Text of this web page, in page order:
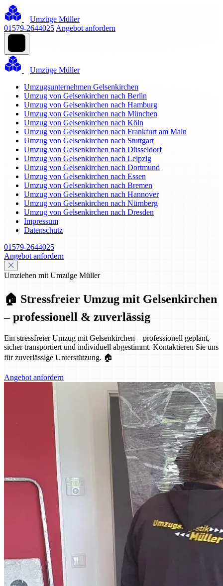
Umzüge Müller
01579-2644025 Angebot anfordern
Umzüge Müller
Umzugsunternehmen Gelsenkirchen
Umzug von Gelsenkirchen nach Berlin
Umzug von Gelsenkirchen nach Hamburg
Umzug von Gelsenkirchen nach München
Umzug von Gelsenkirchen nach Köln
Umzug von Gelsenkirchen nach Frankfurt am Main
Umzug von Gelsenkirchen nach Stuttgart
Umzug von Gelsenkirchen nach Düsseldorf
Umzug von Gelsenkirchen nach Leipzig
Umzug von Gelsenkirchen nach Dortmund
Umzug von Gelsenkirchen nach Essen
Umzug von Gelsenkirchen nach Bremen
Umzug von Gelsenkirchen nach Hannover
Umzug von Gelsenkirchen nach Nürnberg
Umzug von Gelsenkirchen nach Dresden
Impressum
Datenschutz
01579-2644025
Angebot anfordern
Umziehen mit Umzüge Müller
🏠 Stressfreier Umzug mit Gelsenkirchen
– professionell & zuverlässig
Ein stressfreier Umzug mit Gelsenkirchen – professionell geplant,
sicher transportiert und individuell abgestimmt. Kontaktieren Sie uns
für zuverlässige Unterstützung. 🏠
Angebot anfordern